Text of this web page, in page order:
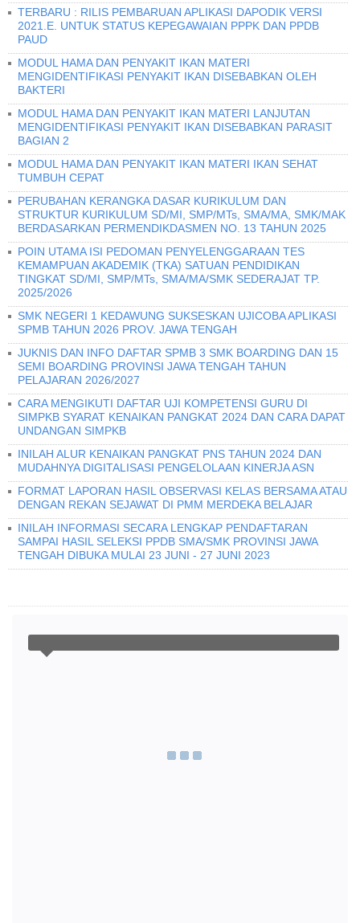
TERBARU : RILIS PEMBARUAN APLIKASI DAPODIK VERSI
2021.E. UNTUK STATUS KEPEGAWAIAN PPPK DAN PPDB
PAUD
MODUL HAMA DAN PENYAKIT IKAN MATERI
MENGIDENTIFIKASI PENYAKIT IKAN DISEBABKAN OLEH
BAKTERI
MODUL HAMA DAN PENYAKIT IKAN MATERI LANJUTAN
MENGIDENTIFIKASI PENYAKIT IKAN DISEBABKAN PARASIT
BAGIAN 2
MODUL HAMA DAN PENYAKIT IKAN MATERI IKAN SEHAT
TUMBUH CEPAT
PERUBAHAN KERANGKA DASAR KURIKULUM DAN
STRUKTUR KURIKULUM SD/MI, SMP/MTs, SMA/MA, SMK/MAK
BERDASARKAN PERMENDIKDASMEN NO. 13 TAHUN 2025
POIN UTAMA ISI PEDOMAN PENYELENGGARAAN TES
KEMAMPUAN AKADEMIK (TKA) SATUAN PENDIDIKAN
TINGKAT SD/MI, SMP/MTs, SMA/MA/SMK SEDERAJAT TP.
2025/2026
SMK NEGERI 1 KEDAWUNG SUKSESKAN UJICOBA APLIKASI
SPMB TAHUN 2026 PROV. JAWA TENGAH
JUKNIS DAN INFO DAFTAR SPMB 3 SMK BOARDING DAN 15
SEMI BOARDING PROVINSI JAWA TENGAH TAHUN
PELAJARAN 2026/2027
CARA MENGIKUTI DAFTAR UJI KOMPETENSI GURU DI
SIMPKB SYARAT KENAIKAN PANGKAT 2024 DAN CARA DAPAT
UNDANGAN SIMPKB
INILAH ALUR KENAIKAN PANGKAT PNS TAHUN 2024 DAN
MUDAHNYA DIGITALISASI PENGELOLAAN KINERJA ASN
FORMAT LAPORAN HASIL OBSERVASI KELAS BERSAMA ATAU
DENGAN REKAN SEJAWAT DI PMM MERDEKA BELAJAR
INILAH INFORMASI SECARA LENGKAP PENDAFTARAN
SAMPAI HASIL SELEKSI PPDB SMA/SMK PROVINSI JAWA
TENGAH DIBUKA MULAI 23 JUNI - 27 JUNI 2023